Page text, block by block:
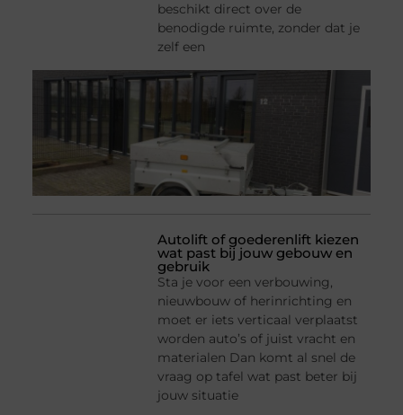
beschikt direct over de
benodigde ruimte, zonder dat je
zelf een
Autolift of goederenlift kiezen
wat past bij jouw gebouw en
gebruik
Sta je voor een verbouwing,
nieuwbouw of herinrichting en
moet er iets verticaal verplaatst
worden auto’s of juist vracht en
materialen Dan komt al snel de
vraag op tafel wat past beter bij
jouw situatie